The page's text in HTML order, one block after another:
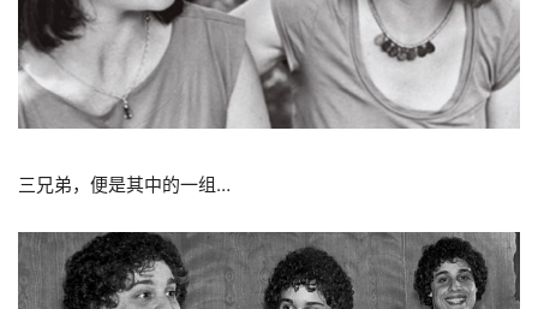
三兄弟，便是其中的一组…